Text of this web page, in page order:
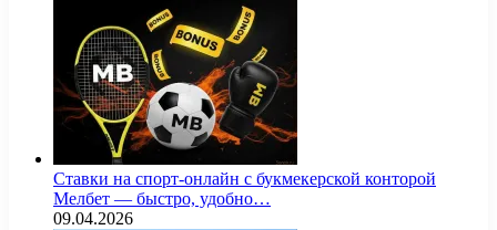
Ставки на спорт-онлайн с букмекерской конторой
Мелбет — быстро, удобно…
09.04.2026